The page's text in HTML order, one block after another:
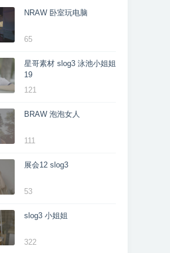
NRAW 卧室玩电脑
65
星哥素材 slog3 泳池小姐姐
19
121
BRAW 泡泡女人
111
展会12 slog3
53
slog3 小姐姐
322